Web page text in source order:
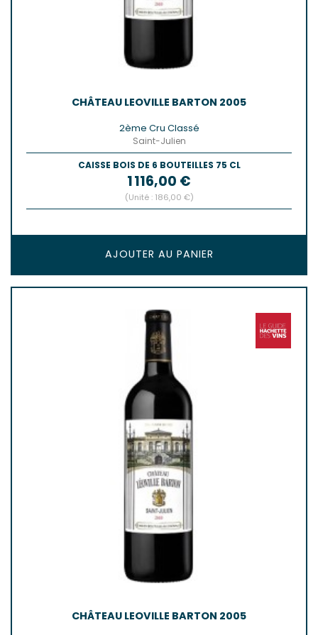
CHÂTEAU LEOVILLE BARTON 2005
2ème Cru Classé
Saint-Julien
CAISSE BOIS DE 6 BOUTEILLES 75 CL
Prix
1 116,00 €
(Unité : 186,00 €)
AJOUTER AU PANIER
CHÂTEAU LEOVILLE BARTON 2005